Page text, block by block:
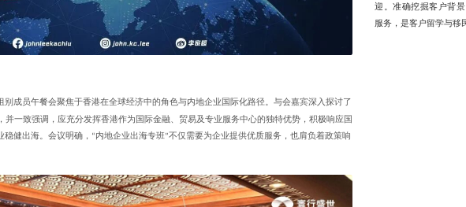
别成员午餐会聚焦于香港在全球经济中的角色与内地企业国际化路径。与会嘉宾深入探讨了
并一致强调，应充分发挥香港作为国际金融、贸易及专业服务中心的独特优势，积极响应国
健出海。 会议明确， “内地企业出海专班”不仅需要为企业提供优质服务，也肩负着政策响
迎。准确挖掘客户背
服务，是客户留学与移